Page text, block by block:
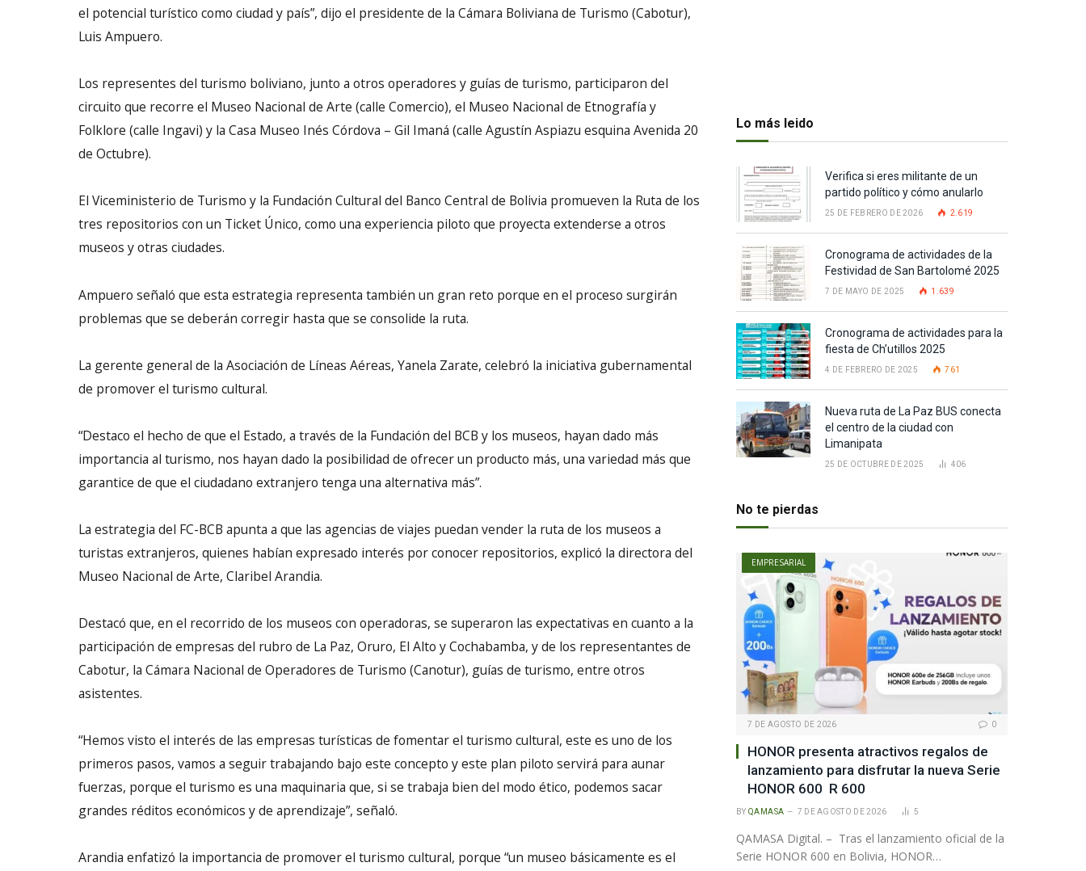
el potencial turístico como ciudad y país”, dijo el presidente de la Cámara Boliviana de Turismo (Cabotur),
Luis Ampuero.
Los representes del turismo boliviano, junto a otros operadores y guías de turismo, participaron del
circuito que recorre el Museo Nacional de Arte (calle Comercio), el Museo Nacional de Etnografía y
Folklore (calle Ingavi) y la Casa Museo Inés Córdova – Gil Imaná (calle Agustín Aspiazu esquina Avenida 20
de Octubre).
El Viceministerio de Turismo y la Fundación Cultural del Banco Central de Bolivia promueven la Ruta de los
tres repositorios con un Ticket Único, como una experiencia piloto que proyecta extenderse a otros
museos y otras ciudades.
Ampuero señaló que esta estrategia representa también un gran reto porque en el proceso surgirán
problemas que se deberán corregir hasta que se consolide la ruta.
La gerente general de la Asociación de Líneas Aéreas, Yanela Zarate, celebró la iniciativa gubernamental
de promover el turismo cultural.
“Destaco el hecho de que el Estado, a través de la Fundación del BCB y los museos, hayan dado más
importancia al turismo, nos hayan dado la posibilidad de ofrecer un producto más, una variedad más que
garantice de que el ciudadano extranjero tenga una alternativa más”.
La estrategia del FC-BCB apunta a que las agencias de viajes puedan vender la ruta de los museos a
turistas extranjeros, quienes habían expresado interés por conocer repositorios, explicó la directora del
Museo Nacional de Arte, Claribel Arandia.
Destacó que, en el recorrido de los museos con operadoras, se superaron las expectativas en cuanto a la
participación de empresas del rubro de La Paz, Oruro, El Alto y Cochabamba, y de los representantes de
Cabotur, la Cámara Nacional de Operadores de Turismo (Canotur), guías de turismo, entre otros
asistentes.
“Hemos visto el interés de las empresas turísticas de fomentar el turismo cultural, este es uno de los
primeros pasos, vamos a seguir trabajando bajo este concepto y este plan piloto servirá para aunar
fuerzas, porque el turismo es una maquinaria que, si se trabaja bien del modo ético, podemos sacar
grandes réditos económicos y de aprendizaje”, señaló.
Arandia enfatizó la importancia de promover el turismo cultural, porque “un museo básicamente es el
Lo más leido
Verifica si eres militante de un
partido político y cómo anularlo
25 DE FEBRERO DE 2026 2.619
Cronograma de actividades de la
Festividad de San Bartolomé 2025
7 DE MAYO DE 2025 1.639
Cronograma de actividades para la
fiesta de Ch’utillos 2025
4 DE FEBRERO DE 2025 761
Nueva ruta de La Paz BUS conecta
el centro de la ciudad con
Limanipata
25 DE OCTUBRE DE 2025 406
No te pierdas
EMPRESARIAL
7 DE AGOSTO DE 2026 0
HONOR presenta atractivos regalos de
lanzamiento para disfrutar la nueva Serie
HONOR 600 R 600
BY QAMASA 7 DE AGOSTO DE 2026 5
QAMASA Digital. – Tras el lanzamiento oficial de la
Serie HONOR 600 en Bolivia, HONOR…